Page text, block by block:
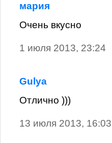
мария
Очень вкусно
1 июля 2013, 23:24
Gulya
Отлично )))
13 июля 2013, 16:03